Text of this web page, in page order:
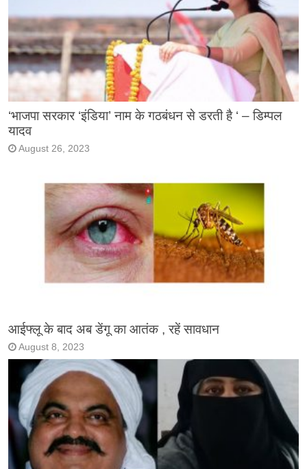
‘भाजपा सरकार ‘इंडिया’ नाम के गठबंधन से डरती है ‘ – डिम्पल
यादव
August 26, 2023
आईफ्लू के बाद अब डेंगू का आतंक , रहें सावधान
August 8, 2023